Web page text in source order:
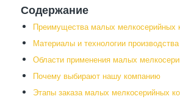
Содержание
Преимущества малых мелкосерийных
Материалы и технологии производства
Области применения малых
Почему выбирают нашу компанию
Этапы заказа малых мелкосерийных